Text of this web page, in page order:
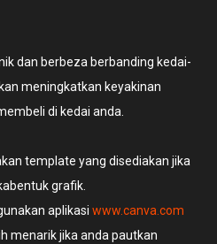
dan berbeza berbanding kedai-
meningkatkan keyakinan
di kedai anda.
template yang disediakan jika
grafik.
aplikasi www.canva.com
menarik jika anda pautkan